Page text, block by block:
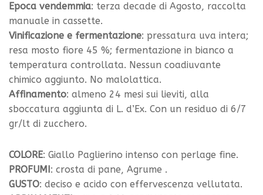
Epoca vendemmia: terza decade di Agosto, raccolta
manuale in cassette.
Vinificazione e fermentazione: pressatura uva intera;
resa mosto fiore 45 %; fermentazione in bianco a
temperatura controllata. Nessun coadiuvante
chimico aggiunto. No malolattica.
Affinamento: almeno 24 mesi sui lieviti, alla
sboccatura aggiunta di L. d’Ex. Con un residuo di 6/7
gr/lt di zucchero.
COLORE: Giallo Paglierino intenso con perlage fine.
PROFUMI: crosta di pane, Agrume .
GUSTO: deciso e acido con effervescenza vellutata.